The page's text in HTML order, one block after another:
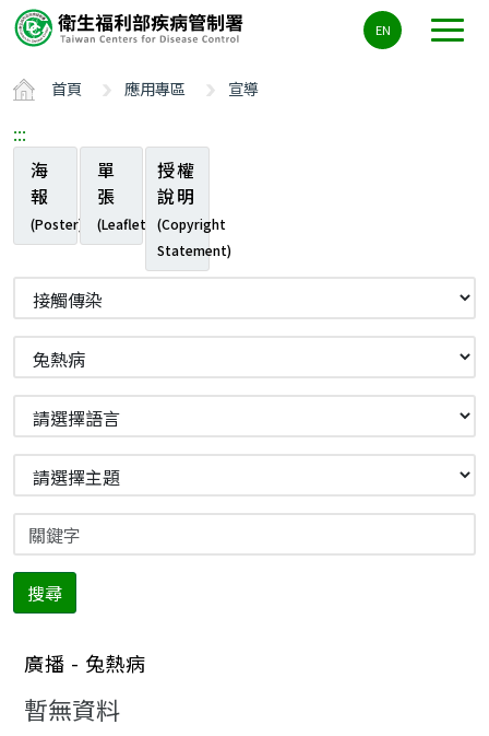
要
容
ALT+C
EN
首頁 應用專區 宣導
:::
海
報
(Poster)
單
張
(Leaflet)
授權
說明
(Copyright
Statement)
搜尋
廣播 - 兔熱病
暫無資料